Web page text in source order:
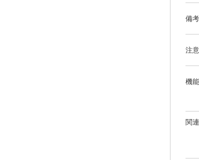
備考
注
機能
関